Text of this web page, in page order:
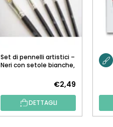
Set di pennelli artistici –
Neri con setole bianche,
€2,49
DETTAGLI